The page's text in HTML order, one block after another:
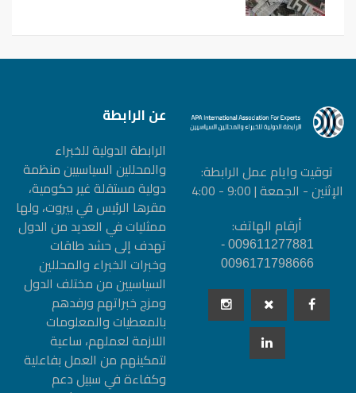
توقيت وايام عمل الرابطة:
الإثنين - الجمعة | 9:00 - 4:00
أرقام الهاتف:
009611277881 -
0096171798666
عن الرابطة
الرابطة الدولیة للخبراء
والمحللین السیاسیین منظمة
دولیة مستقلة غیر حكومیة،
مقرها الرئيس في بيروت، ولها
ممثليات في العديد من الدول
تهدف إلى حشد طاقات
وخبرات الخبراء والمحللين
السياسيين من مختلف الدول
ومزج خبراتهم ورفدهم
بالمعطيات والمعلومات
اللازمة لعملهم، ساعية
لتمكينهم من العمل بفاعلية
وكفاءة في سبيل دعم